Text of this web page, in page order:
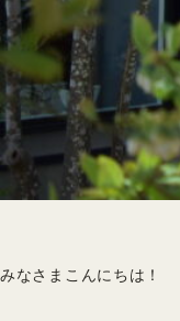
みなさまこんにちは！